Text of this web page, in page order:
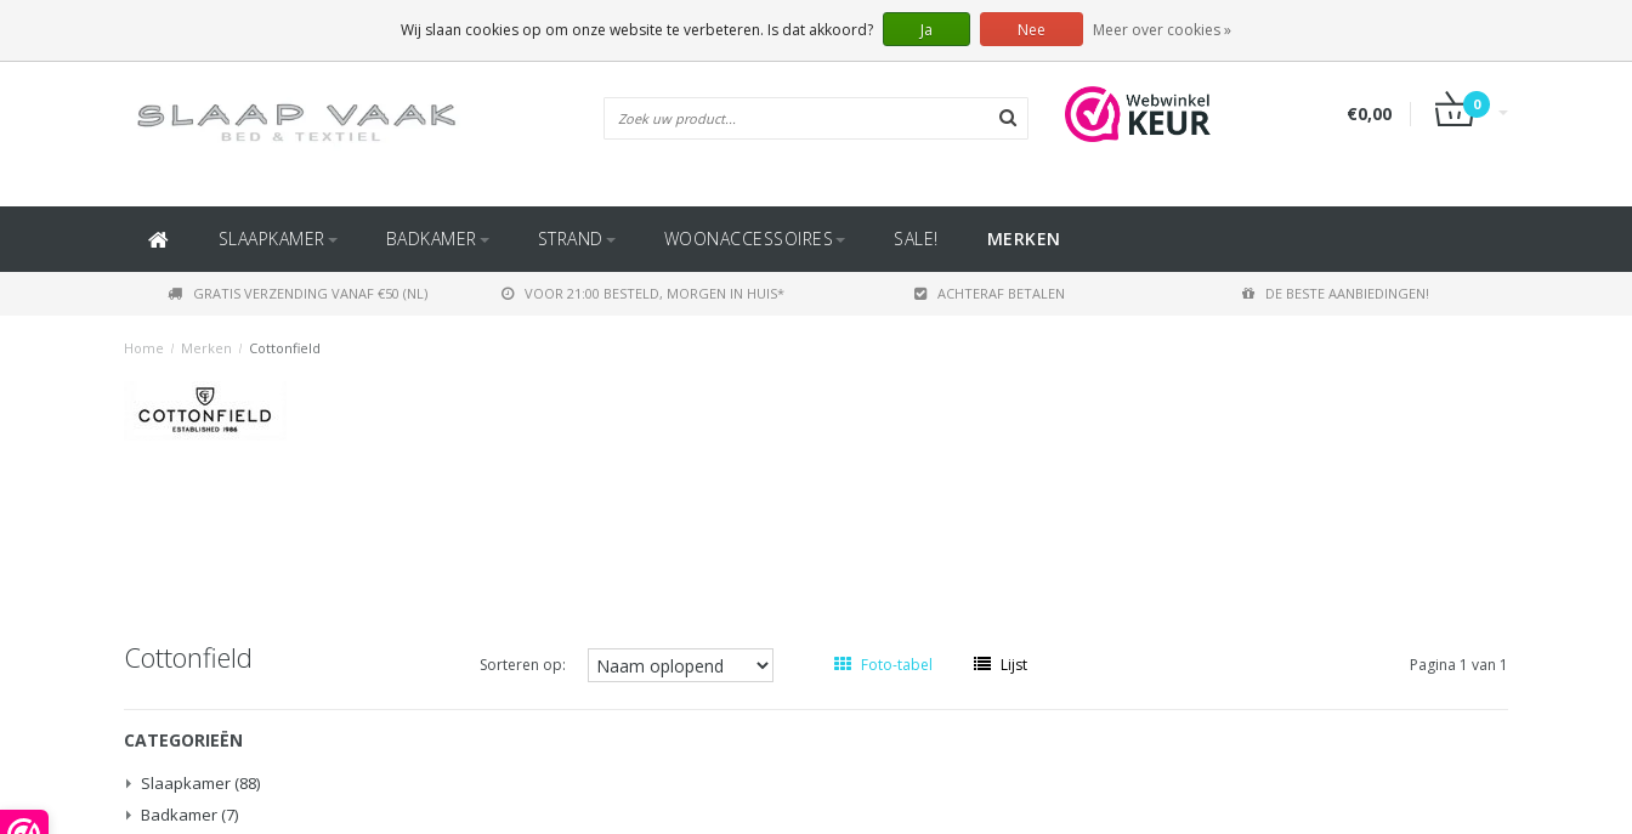
(BINNEN BELGIË)
€0,00 0
SLAAPKAMER BADKAMER STRAND WOONACCESSOIRES SALE! MERKEN
GRATIS VERZENDING VANAF €50 (NL) VOOR 21:00 BESTELD, MORGEN IN HUIS* ACHTERAF BETALEN DE BESTE AANBIEDINGEN!
Home / Merken / Cottonfield
Cottonfield Sorteren op: Foto-tabel Lijst Pagina 1 van 1
CATEGORIEËN
Slaapkamer (88)
Badkamer (7)
Wij slaan cookies op om onze website te verbeteren. Is dat akkoord? Ja Nee Meer over cookies »